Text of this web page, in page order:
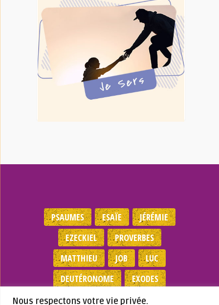
Nous respectons votre vie privée.
PSAUMES ESAÏE
JÉRÉMIE
EZECKIEL
PROVERBES
MATTHIEU
JOB
LUC
DEUTÉRONOME
EXODES
NOMBRES
JEAN 1 SAMUEL